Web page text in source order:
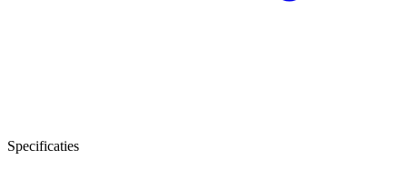
Specificaties